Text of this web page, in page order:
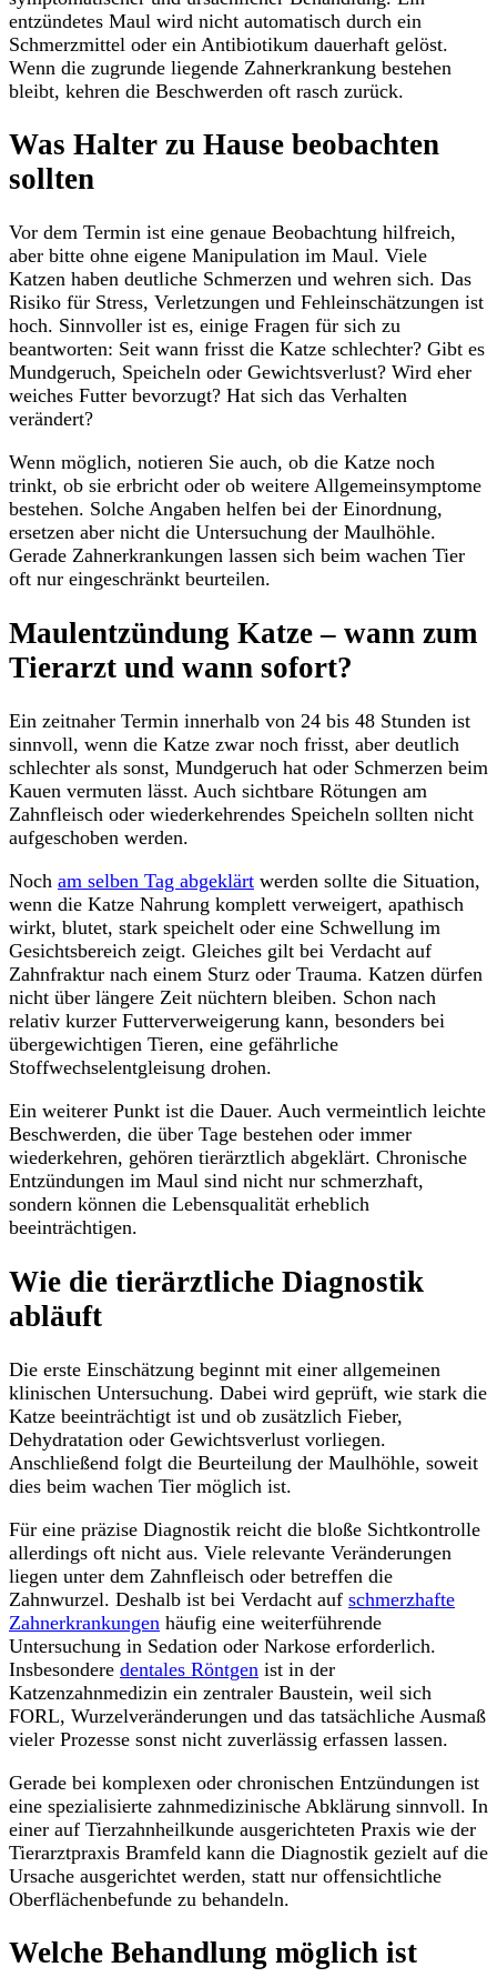
entzündetes Maul wird nicht automatisch durch ein
Schmerzmittel oder ein Antibiotikum dauerhaft gelöst.
Wenn die zugrunde liegende Zahnerkrankung bestehen
bleibt, kehren die Beschwerden oft rasch zurück.
Was Halter zu Hause beobachten
sollten
Vor dem Termin ist eine genaue Beobachtung hilfreich,
aber bitte ohne eigene Manipulation im Maul. Viele
Katzen haben deutliche Schmerzen und wehren sich. Das
Risiko für Stress, Verletzungen und Fehleinschätzungen ist
hoch. Sinnvoller ist es, einige Fragen für sich zu
beantworten: Seit wann frisst die Katze schlechter? Gibt es
Mundgeruch, Speicheln oder Gewichtsverlust? Wird eher
weiches Futter bevorzugt? Hat sich das Verhalten
verändert?
Wenn möglich, notieren Sie auch, ob die Katze noch
trinkt, ob sie erbricht oder ob weitere Allgemeinsymptome
bestehen. Solche Angaben helfen bei der Einordnung,
ersetzen aber nicht die Untersuchung der Maulhöhle.
Gerade Zahnerkrankungen lassen sich beim wachen Tier
oft nur eingeschränkt beurteilen.
Maulentzündung Katze – wann zum
Tierarzt und wann sofort?
Ein zeitnaher Termin innerhalb von 24 bis 48 Stunden ist
sinnvoll, wenn die Katze zwar noch frisst, aber deutlich
schlechter als sonst, Mundgeruch hat oder Schmerzen beim
Kauen vermuten lässt. Auch sichtbare Rötungen am
Zahnfleisch oder wiederkehrendes Speicheln sollten nicht
aufgeschoben werden.
Noch am selben Tag abgeklärt werden sollte die Situation,
wenn die Katze Nahrung komplett verweigert, apathisch
wirkt, blutet, stark speichelt oder eine Schwellung im
Gesichtsbereich zeigt. Gleiches gilt bei Verdacht auf
Zahnfraktur nach einem Sturz oder Trauma. Katzen dürfen
nicht über längere Zeit nüchtern bleiben. Schon nach
relativ kurzer Futterverweigerung kann, besonders bei
übergewichtigen Tieren, eine gefährliche
Stoffwechselentgleisung drohen.
Ein weiterer Punkt ist die Dauer. Auch vermeintlich leichte
Beschwerden, die über Tage bestehen oder immer
wiederkehren, gehören tierärztlich abgeklärt. Chronische
Entzündungen im Maul sind nicht nur schmerzhaft,
sondern können die Lebensqualität erheblich
beeinträchtigen.
Wie die tierärztliche Diagnostik
abläuft
Die erste Einschätzung beginnt mit einer allgemeinen
klinischen Untersuchung. Dabei wird geprüft, wie stark die
Katze beeinträchtigt ist und ob zusätzlich Fieber,
Dehydratation oder Gewichtsverlust vorliegen.
Anschließend folgt die Beurteilung der Maulhöhle, soweit
dies beim wachen Tier möglich ist.
Für eine präzise Diagnostik reicht die bloße Sichtkontrolle
allerdings oft nicht aus. Viele relevante Veränderungen
liegen unter dem Zahnfleisch oder betreffen die
Zahnwurzel. Deshalb ist bei Verdacht auf schmerzhafte
Zahnerkrankungen häufig eine weiterführende
Untersuchung in Sedation oder Narkose erforderlich.
Insbesondere dentales Röntgen ist in der
Katzenzahnmedizin ein zentraler Baustein, weil sich
FORL, Wurzelveränderungen und das tatsächliche Ausmaß
vieler Prozesse sonst nicht zuverlässig erfassen lassen.
Gerade bei komplexen oder chronischen Entzündungen ist
eine spezialisierte zahnmedizinische Abklärung sinnvoll. In
einer auf Tierzahnheilkunde ausgerichteten Praxis wie der
Tierarztpraxis Bramfeld kann die Diagnostik gezielt auf die
Ursache ausgerichtet werden, statt nur offensichtliche
Oberflächenbefunde zu behandeln.
Welche Behandlung möglich ist